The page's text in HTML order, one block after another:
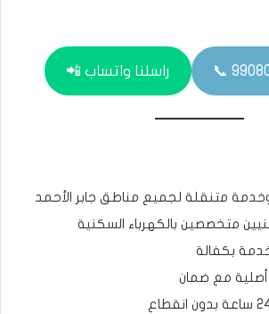
راسلنا واتساب 📲
متنقلة لجميع مناطق جابر الأحمد
متخصصين بالكهرباء السكنية
بكفالة
مع ضمان